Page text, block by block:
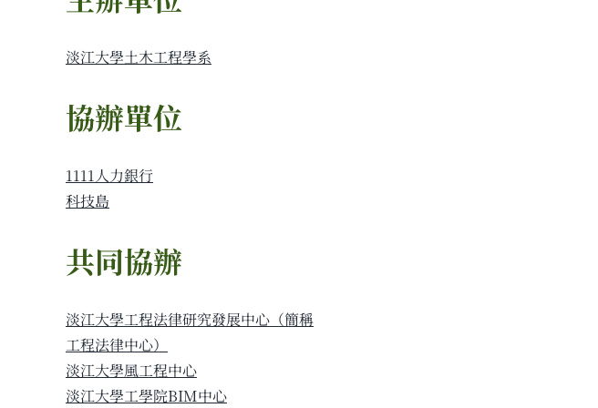
淡江大學土木工程學系
協辦單位
1111人力銀行
科技島
共同協辦
淡江大學工程法律研究發展中心（簡稱
工程法律中心）
淡江大學風工程中心
淡江大學工學院BIM中心